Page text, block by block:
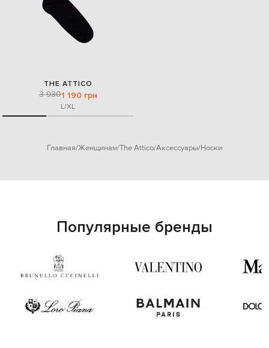
THE ATTICO
3 9301 190 грн
L/XL
Главная Женщинам The Attico Аксессуары Носки
Популярные бренды